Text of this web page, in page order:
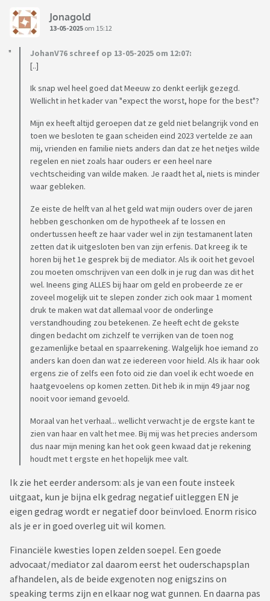
Jonagold
13-05-2025 om 15:12
JohanV76 schreef op 13-05-2025 om 12:07:
[..]
Ik snap wel heel goed dat Meeuw zo denkt eerlijk gezegd.
Wellicht in het kader van "expect the worst, hope for the best"?
Mijn ex heeft altijd geroepen dat ze geld niet belangrijk vond en
toen we besloten te gaan scheiden eind 2023 vertelde ze aan
mij, vrienden en familie niets anders dan dat ze het netjes wilde
regelen en niet zoals haar ouders er een heel nare
vechtscheiding van wilde maken. Je raadt het al, niets is minder
waar gebleken.
Ze eiste de helft van al het geld wat mijn ouders over de jaren
hebben geschonken om de hypotheek af te lossen en
ondertussen heeft ze haar vader wel in zijn testamanent laten
zetten dat ik uitgesloten ben van zijn erfenis. Dat kreeg ik te
horen bij het 1e gesprek bij de mediator. Als ik ooit het gevoel
zou moeten omschrijven van een dolk in je rug dan was dit het
wel. Ineens ging ALLES bij haar om geld en probeerde ze er
zoveel mogelijk uit te slepen zonder zich ook maar 1 moment
druk te maken wat dat allemaal voor de onderlinge
verstandhouding zou betekenen. Ze heeft echt de gekste
dingen bedacht om zichzelf te verrijken van de toen nog
gezamenlijke betaal en spaarrekening. Walgelijk hoe iemand zo
anders kan doen dan wat ze iedereen voor hield. Als ik haar ook
ergens zie of zelfs een foto oid zie dan voel ik echt woede en
haatgevoelens op komen zetten. Dit heb ik in mijn 49 jaar nog
nooit voor iemand gevoeld.
Moraal van het verhaal... wellicht verwacht je de ergste kant te
zien van haar en valt het mee. Bij mij was het precies andersom
dus naar mijn mening kan het ook geen kwaad dat je rekening
houdt met t ergste en het hopelijk mee valt.
Ik zie het eerder andersom: als je van een foute insteek
uitgaat, kun je bijna elk gedrag negatief uitleggen EN je
eigen gedrag wordt er negatief door beïnvloed. Enorm risico
als je er in goed overleg uit wil komen.
Financiële kwesties lopen zelden soepel. Een goede
advocaat/mediator zal daarom eerst het ouderschapsplan
afhandelen, als de beide exgenoten nog enigszins on
speaking terms zijn en elkaar nog wat gunnen. En daarna pas